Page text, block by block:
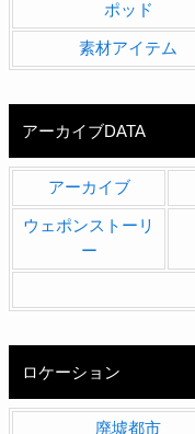
ポッド
素材アイテム
アーカイブDATA
アーカイブ
ウェポンストーリ
ー
ロケーション
廃墟都市